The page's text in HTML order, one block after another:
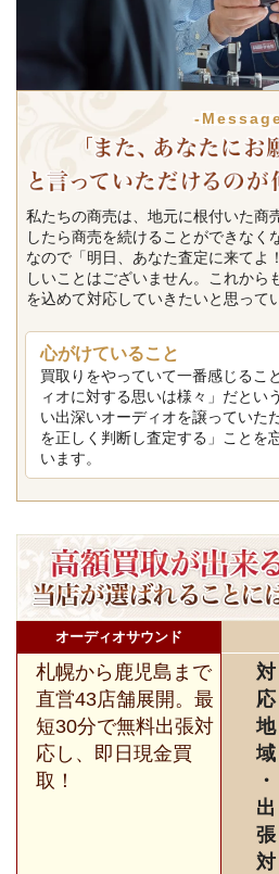
-
私たちの商売は、地元に根付いた商
したら商売を続けることができなく
なので「明日、あなた査定に来てよ
しいことはございません。これから
を込めて対応していきたいと思って
心がけていること
買取りをやっていて一番感じるこ
ィオに対する思いは様々」だとい
い出深いオーディオを譲っていた
を正しく判断し査定する」ことを
います。
オーディオサウンド
札幌から鹿児島まで
直営43店舗展開。最
短30分で無料出張対
応し、即日現金買
取！
対
応
地
域
・
出
張
対